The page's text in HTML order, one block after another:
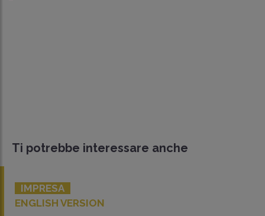
Ti potrebbe interessare anche
IMPRESA
ENGLISH VERSION